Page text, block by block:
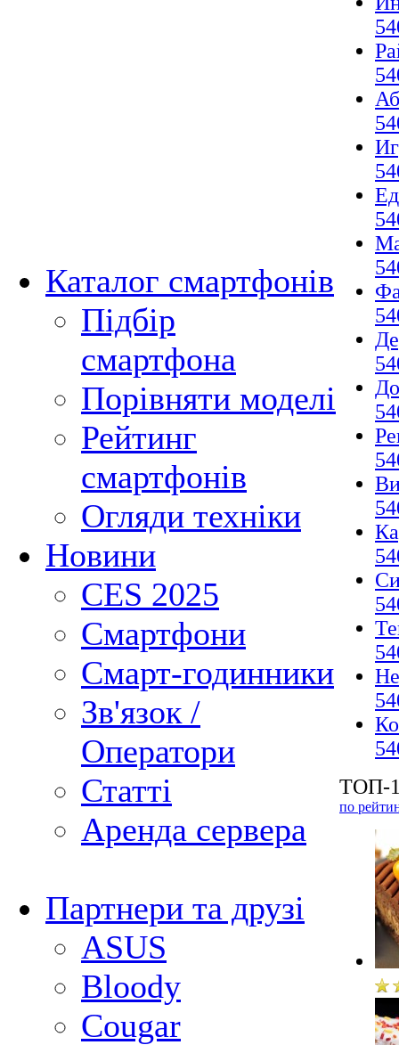
Каталог смартфонів
Підбір
смартфона
Порівняти моделі
Рейтинг
смартфонів
Огляди техніки
Новини
CES 2025
Смартфони
Смарт-годинники
Зв'язок /
Оператори
Статті
Аренда сервера
Партнери та друзі
ASUS
Bloody
Cougar
ТОП-
по